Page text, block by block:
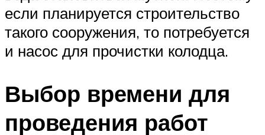
если планируется строительство
такого сооружения, то потребуется
и насос для прочистки колодца.
Выбор времени для
проведения работ